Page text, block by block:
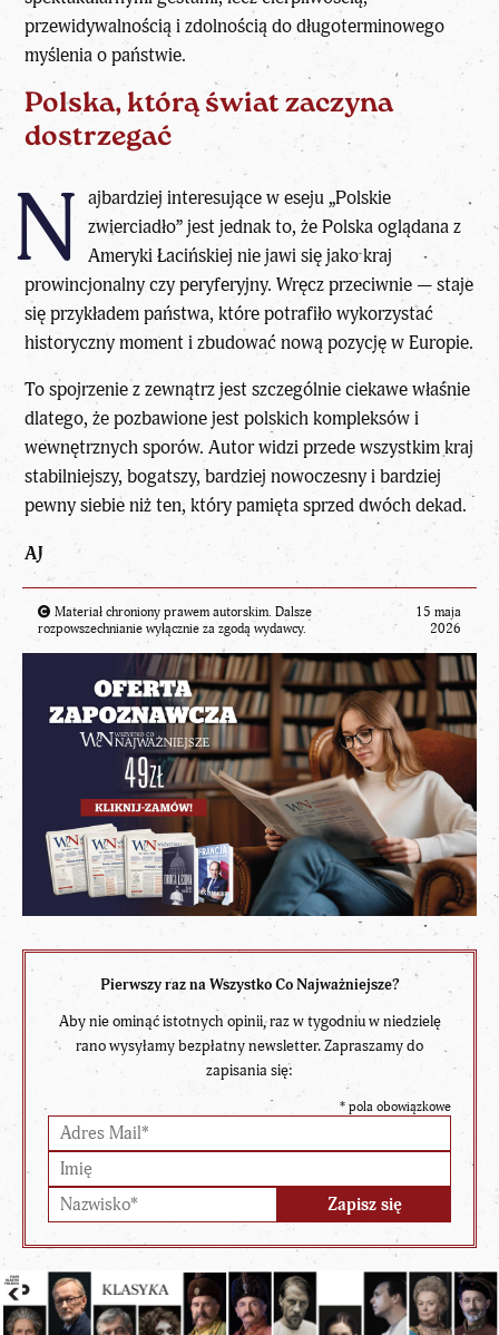
przewidywalnością i zdolnością do długoterminowego
myślenia o państwie.
Polska, którą świat zaczyna
dostrzegać
N ajbardziej interesujące w eseju „Polskie
zwierciadło” jest jednak to, że Polska oglądana z
Ameryki Łacińskiej nie jawi się jako kraj
prowincjonalny czy peryferyjny. Wręcz przeciwnie — staje
się przykładem państwa, które potrafiło wykorzystać
historyczny moment i zbudować nową pozycję w Europie.
To spojrzenie z zewnątrz jest szczególnie ciekawe właśnie
dlatego, że pozbawione jest polskich kompleksów i
wewnętrznych sporów. Autor widzi przede wszystkim kraj
stabilniejszy, bogatszy, bardziej nowoczesny i bardziej
pewny siebie niż ten, który pamięta sprzed dwóch dekad.
AJ
Materiał chroniony prawem autorskim. Dalsze
rozpowszechnianie wyłącznie za zgodą wydawcy.
15 maja
2026
Pierwszy raz na Wszystko Co Najważniejsze?
Aby nie ominąć istotnych opinii, raz w tygodniu w niedzielę
rano wysyłamy bezpłatny newsletter. Zapraszamy do
zapisania się:
* pola obowiązkowe